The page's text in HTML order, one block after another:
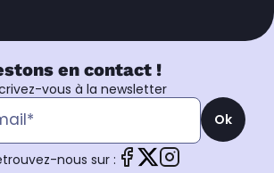
en contact !
vous à la newsletter
Ok
nous sur :